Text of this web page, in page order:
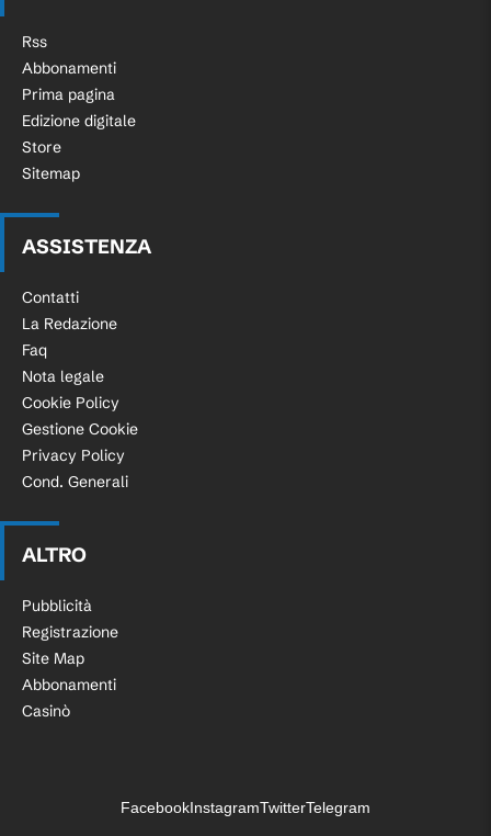
Rss
Abbonamenti
Prima pagina
Edizione digitale
Store
Sitemap
ASSISTENZA
Contatti
La Redazione
Faq
Nota legale
Cookie Policy
Gestione Cookie
Privacy Policy
Cond. Generali
ALTRO
Pubblicità
Registrazione
Site Map
Abbonamenti
Casinò
FacebookInstagramTwitterTelegram